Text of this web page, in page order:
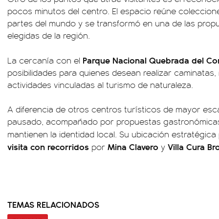
pocos minutos del centro. El espacio reúne
partes del mundo y se transformó en una de las
elegidas de la región.
La cercanía con el Parque Nacional Quebrada del
posibilidades para quienes desean realizar
actividades vinculadas al turismo de naturaleza.
A diferencia de otros centros turísticos de mayor
pausado, acompañado por propuestas
mantienen la identidad local. Su ubicación
visita con recorridos por Mina Clavero y Villa Cura
TEMAS RELACIONADOS